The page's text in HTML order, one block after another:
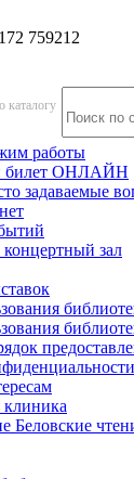
759212
каталогу
работы
билет ОНЛАЙН
задаваемые
зал
Беловские